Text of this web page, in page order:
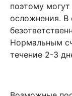
поэтому
осложнения. В
Нормальным
течение 2-3